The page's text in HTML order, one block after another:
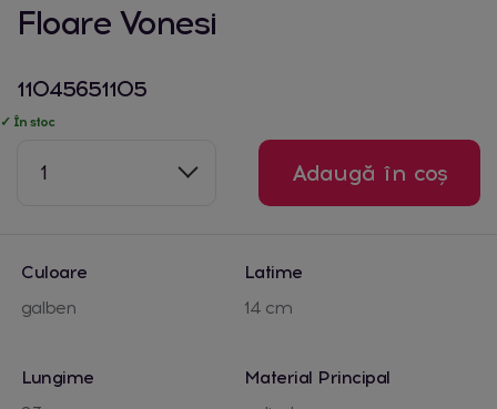
Floare Vonesi
11045651105
✓ În stoc
1 Adaugă în coș
Culoare
galben
Latime
14 cm
Lungime
Material Principal